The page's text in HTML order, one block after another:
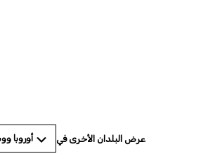
عرض البلدان الأخرى في أوروبا